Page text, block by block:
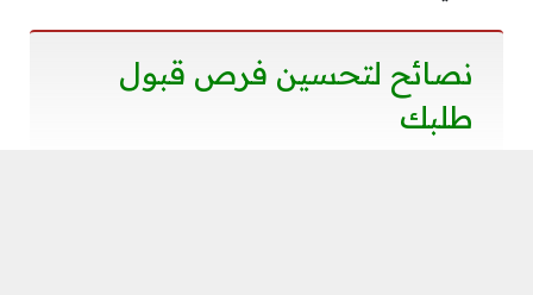
نصائح لتحسين فرص قبول
طلبك